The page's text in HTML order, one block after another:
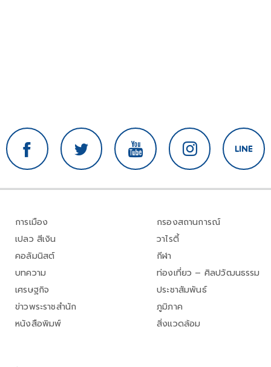
การเมือง
เปลว สีเงิน
คอลัมนิสต์
บทความ
เศรษฐกิจ
ข่าวพระราชสำนัก
หนังสือพิมพ์
กรองสถานการณ์
วาไรตี้
กีฬา
ท่องเที่ยว – ศิลปวัฒนธรรม
ประชาสัมพันธ์
ภูมิภาค
สิ่งแวดล้อม